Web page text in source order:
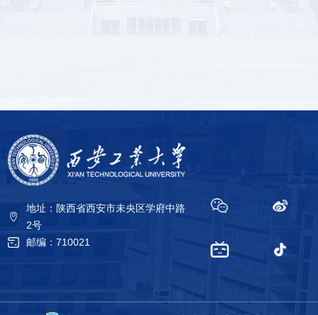
地址：陕西省西安市未央区学府中路
2号
邮编：710021